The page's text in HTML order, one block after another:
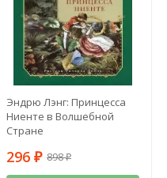
Эндрю Лэнг: Принцесса
Ниенте в Волшебной
Стране
296 ₽ 898₽